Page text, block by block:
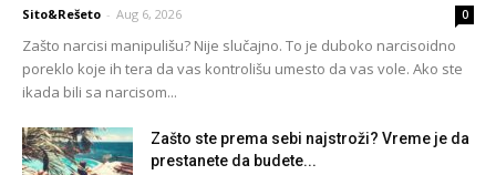
Sito&Rešeto - Aug 6, 2026 0
Zašto narcisi manipulišu? Nije slučajno. To je duboko narcisoidno
poreklo koje ih tera da vas kontrolišu umesto da vas vole. Ako ste
ikada bili sa narcisom...
Zašto ste prema sebi najstroži? Vreme je da
prestanete da budete...